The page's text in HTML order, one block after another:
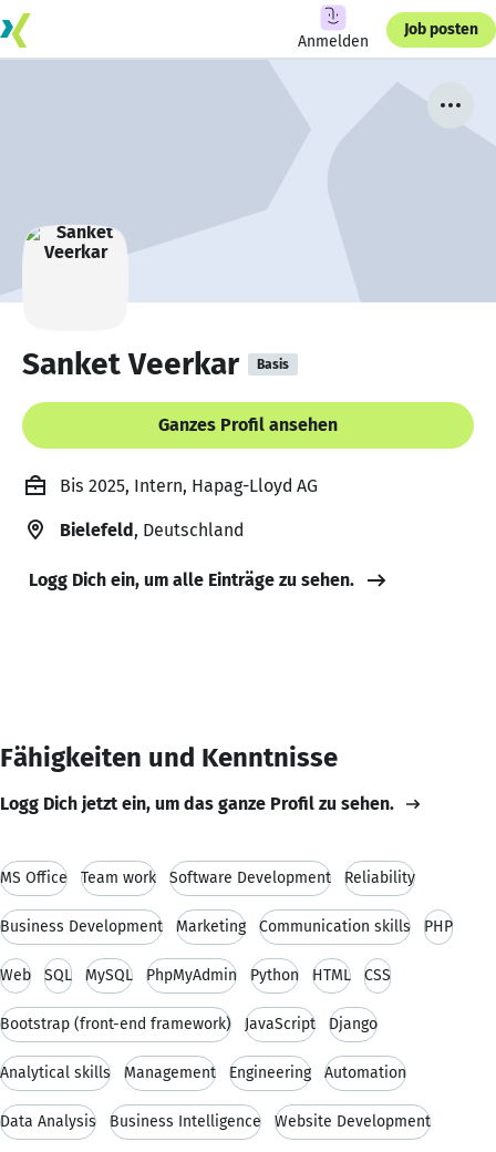
Anmelden
Job posten
Sanket Veerkar Basis
Ganzes Profil ansehen
Bis 2025, Intern, Hapag-Lloyd AG
Bielefeld, Deutschland
Logg Dich ein, um alle Einträge zu sehen.
Fähigkeiten und Kenntnisse
Logg Dich jetzt ein, um das ganze Profil zu sehen.
MS Office Team work Software Development Reliability
Business Development Marketing Communication skills PHP
Web SQL MySQL PhpMyAdmin Python HTML CSS
Bootstrap (front-end framework) JavaScript Django
Analytical skills Management Engineering Automation
Data Analysis Business Intelligence Website Development